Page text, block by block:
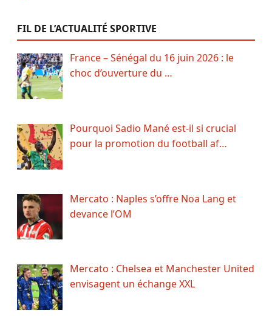
FIL DE L’ACTUALITÉ SPORTIVE
France – Sénégal du 16 juin 2026 : le
choc d’ouverture du …
Pourquoi Sadio Mané est-il si crucial
pour la promotion du football af…
Mercato : Naples s’offre Noa Lang et
devance l’OM
Mercato : Chelsea et Manchester United
envisagent un échange XXL